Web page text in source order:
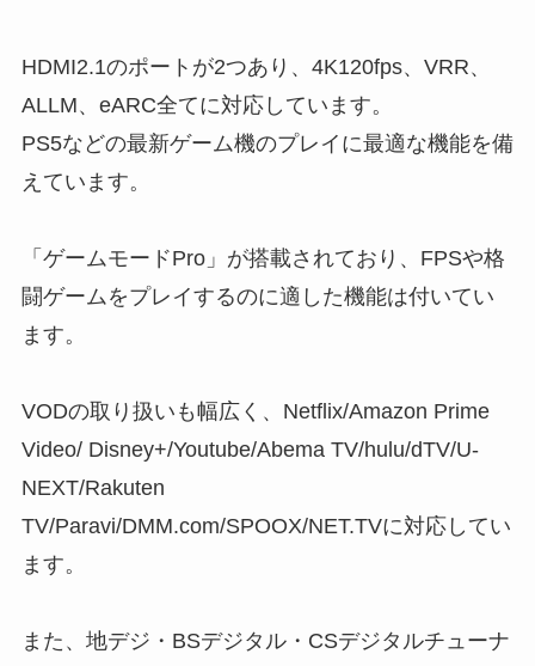
HDMI2.1のポートが2つあり、4K120fps、VRR、
ALLM、eARC全てに対応しています。
PS5などの最新ゲーム機のプレイに最適な機能を備
えています。
「ゲームモードPro」が搭載されており、FPSや格
闘ゲームをプレイするのに適した機能は付いてい
ます。
VODの取り扱いも幅広く、Netflix/Amazon Prime
Video/ Disney+/Youtube/Abema TV/hulu/dTV/U-
NEXT/Rakuten
TV/Paravi/DMM.com/SPOOX/NET.TVに対応してい
ます。
また、地デジ・BSデジタル・CSデジタルチューナ